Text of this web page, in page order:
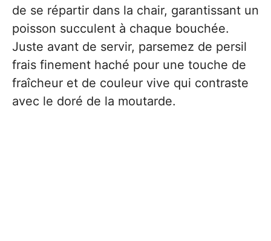
de se répartir dans la chair, garantissant un
poisson succulent à chaque bouchée.
Juste avant de servir, parsemez de persil
frais finement haché pour une touche de
fraîcheur et de couleur vive qui contraste
avec le doré de la moutarde.